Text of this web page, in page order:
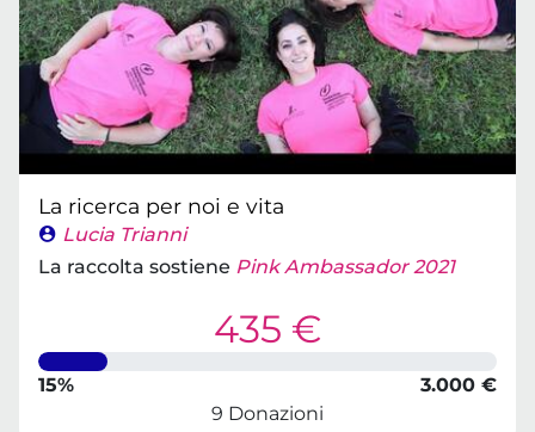
La ricerca per noi e vita
Lucia Trianni
La raccolta sostiene Pink Ambassador 2021
435 €
15%
3.000 €
9 Donazioni